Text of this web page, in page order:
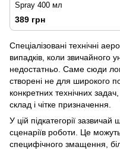
Spray 400 мл
389 грн
Спеціалізовані технічні
випадків, коли звичайного
недостатньо. Саме сюди
створені не для широкого
конкретних технічних
склад і чітке призначення.
У цій підкатегорії
сценаріїв роботи. Це
специфічного змащення,